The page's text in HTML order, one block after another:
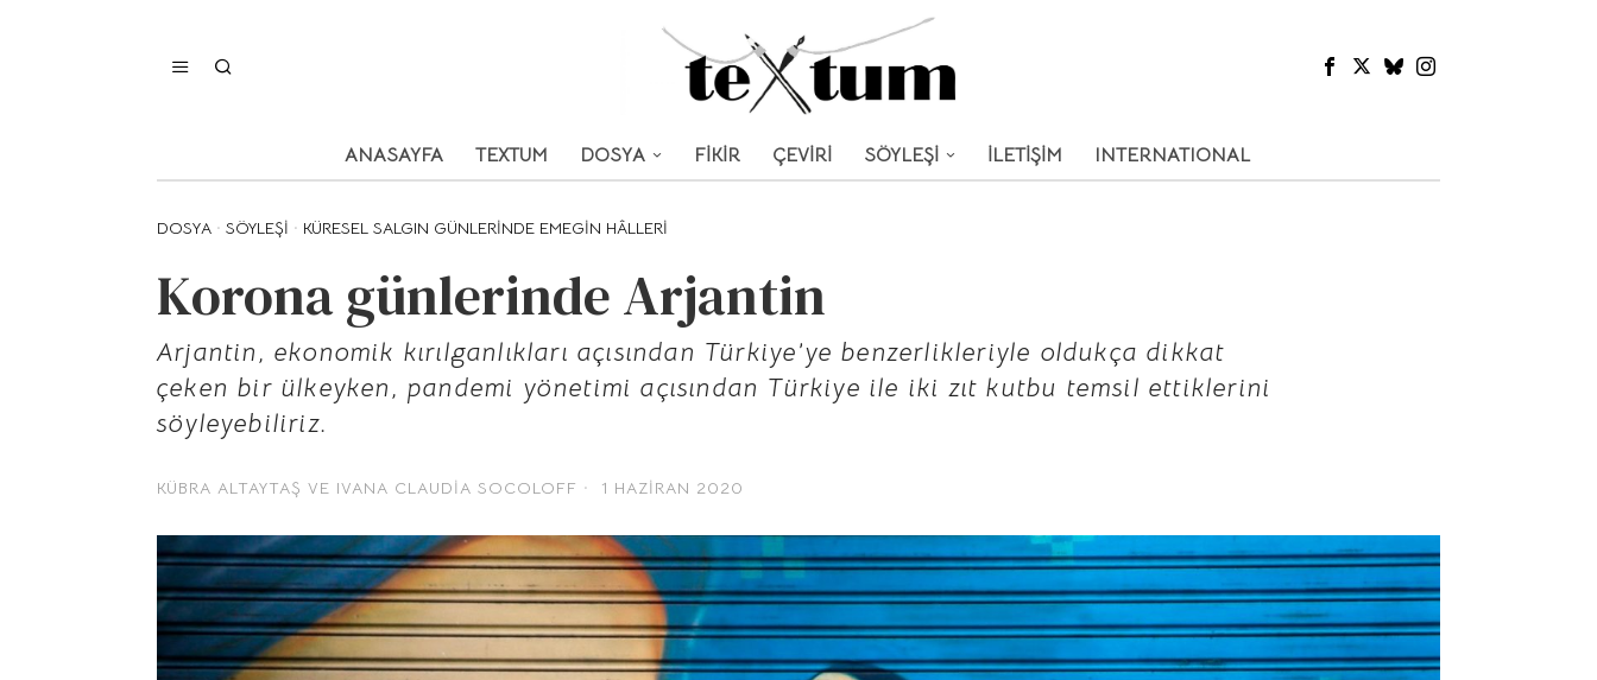
ANASAYFA TEXTUM DOSYA FİKİR ÇEVİRİ SÖYLEŞİ İLETİŞİM INTERNATIONAL
DOSYA · SÖYLEŞI · KÜRESEL SALGIN GÜNLERINDE EMEGIN HÂLLERI
Korona günlerinde Arjantin
Arjantin, ekonomik kırılganlıkları açısından Türkiye’ye benzerlikleriyle oldukça dikkat
çeken bir ülkeyken, pandemi yönetimi açısından Türkiye ile iki zıt kutbu temsil ettiklerini
söyleyebiliriz.
KÜBRA ALTAYTAŞ VE IVANA CLAUDIA SOCOLOFF 1 HAZIRAN 2020